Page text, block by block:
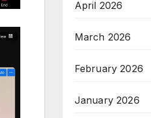
April 2026
March 2026
February 2026
January 2026